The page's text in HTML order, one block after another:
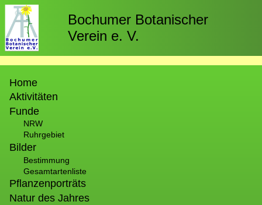
Direkt
zum
Inhalt
Bochumer Botanischer
Verein e. V.
Home
Aktivitäten
Funde
NRW
Ruhrgebiet
Bilder
Bestimmung
Gesamtartenliste
Pflanzenporträts
Natur des Jahres